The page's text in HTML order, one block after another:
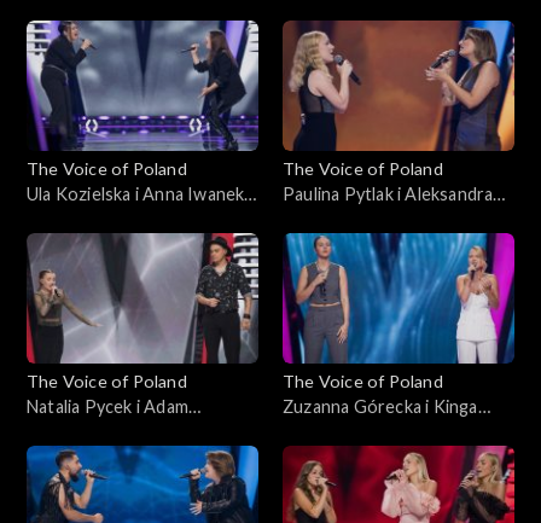
Voice of Poland”, Bitwy, 26
października 2024
„The Voice of Poland”, Bitwy,
26 października 2024
The Voice of Poland
Ula Kozielska i Anna Iwanek –
of Poland”, Bitwy, 19
października 2024
The Voice of Poland
Paulina Pytlak i Aleksandra
ciebie”; „The Voice of
Poland”, Bitwy, 19
października 2024
The Voice of Poland
Natalia Pycek i Adam
Alive”; „The Voice of Poland”,
Bitwy, 19 października 2024
The Voice of Poland
Zuzanna Górecka i Kinga
Know”; „The Voice of
Poland”, Bitwy, 19
października 2024